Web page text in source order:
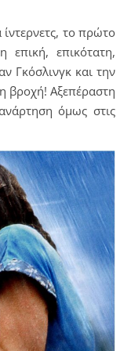
το πρώτο
επικότατη,
Γκόσλινγκ και την
βροχή! Αξεπέραστη
όμως στις